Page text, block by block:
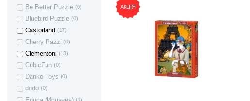
Be Better Puzzle (0)
Bluebird Puzzle (0)
Castorland (17)
Cherry Pazzi (0)
Clementoni (13)
CubicFun (0)
Danko Toys (0)
dodo (0)
(0)
АКЦІЯ